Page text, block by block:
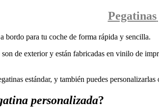
Pegatinas
bordo para tu coche de forma rápida y sencilla.
son de exterior y están fabricadas en vinilo de
estándar, y también puedes personalizarlas
personalizada?